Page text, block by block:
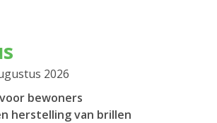
2026
bewoners
herstelling van brillen